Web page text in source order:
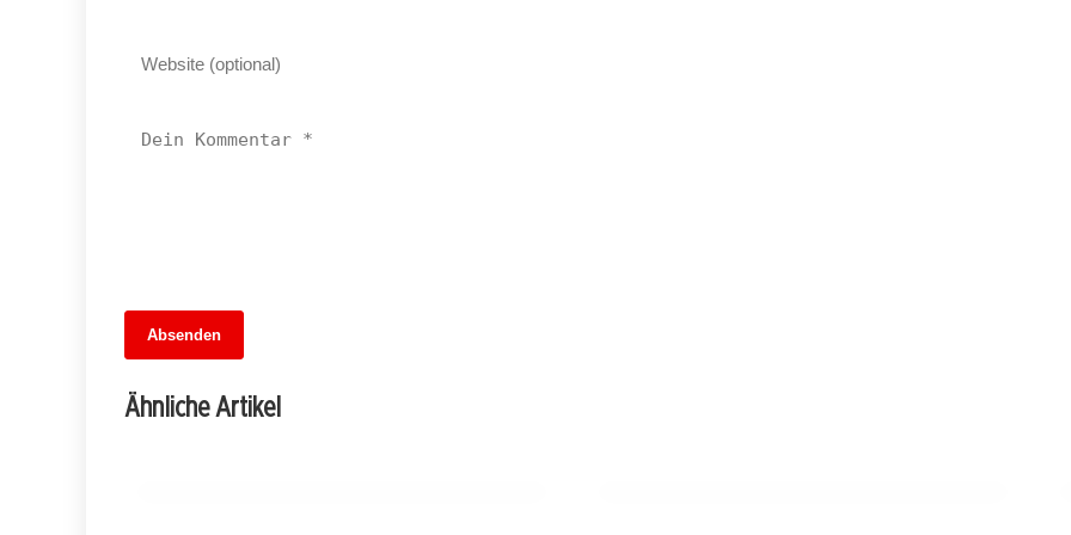
Absenden
Ähnliche Artikel
Fußballfieber im Dreiländer-Showdown:
Wer gewinnt das Wettspiel der